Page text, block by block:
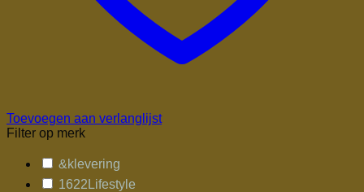
Toevoegen aan verlanglijst
Filter op merk
&klevering
1622Lifestyle